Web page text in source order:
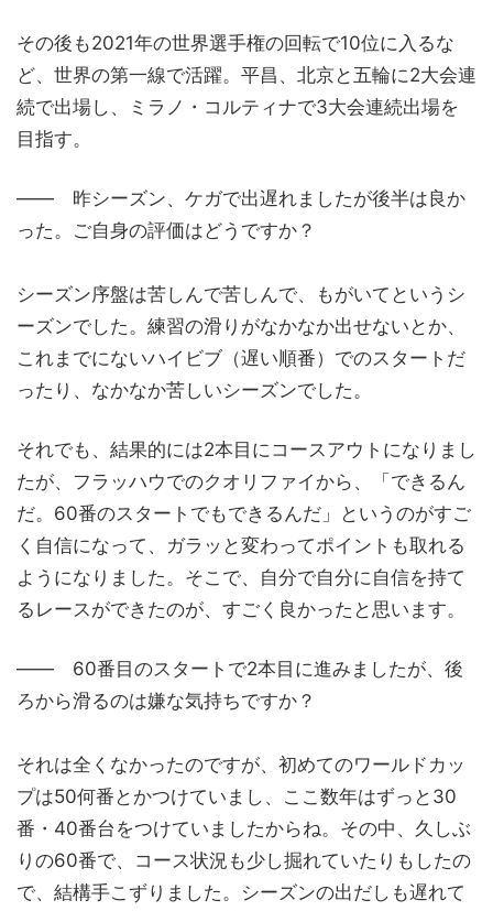
その後も2021年の世界選手権の回転で10位に入るな
ど、世界の第一線で活躍。平昌、北京と五輪に2大会連
続で出場し、ミラノ・コルティナで3大会連続出場を
目指す。
―― 昨シーズン、ケガで出遅れましたが後半は良か
った。ご自身の評価はどうですか？
シーズン序盤は苦しんで苦しんで、もがいてというシ
ーズンでした。練習の滑りがなかなか出せないとか、
これまでにないハイビブ（遅い順番）でのスタートだ
ったり、なかなか苦しいシーズンでした。
それでも、結果的には2本目にコースアウトになりまし
たが、フラッハウでのクオリファイから、「できるん
だ。60番のスタートでもできるんだ」というのがすご
く自信になって、ガラッと変わってポイントも取れる
ようになりました。そこで、自分で自分に自信を持て
るレースができたのが、すごく良かったと思います。
―― 60番目のスタートで2本目に進みましたが、後
ろから滑るのは嫌な気持ちですか？
それは全くなかったのですが、初めてのワールドカッ
プは50何番とかつけていまし、ここ数年はずっと30
番・40番台をつけていましたからね。その中、久しぶ
りの60番で、コース状況も少し掘れていたりもしたの
で、結構手こずりました。シーズンの出だしも遅れて